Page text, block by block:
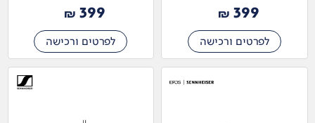
399
₪
לפרטים ורכישה
399
₪
לפרטים ורכישה